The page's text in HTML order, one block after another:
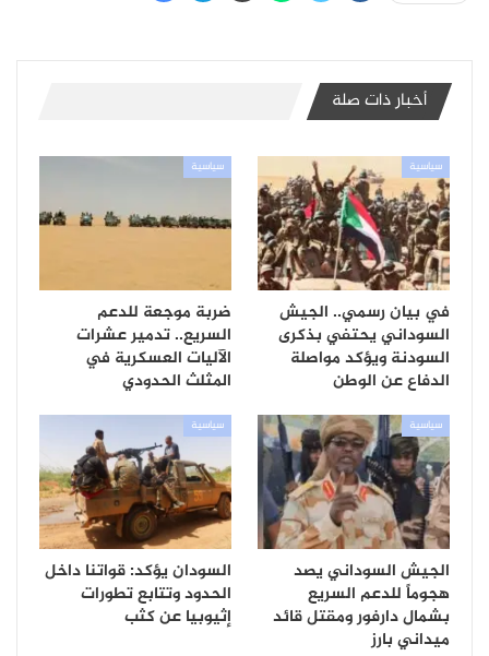
أخبار ذات صلة
سياسية
في بيان رسمي.. الجيش
السوداني يحتفي بذكرى
السودنة ويؤكد مواصلة
الدفاع عن الوطن
سياسية
ضربة موجعة للدعم
السريع.. تدمير عشرات
الآليات العسكرية في
المثلث الحدودي
سياسية
الجيش السوداني يصد
هجوماً للدعم السريع
بشمال دارفور ومقتل قائد
ميداني بارز
سياسية
السودان يؤكد: قواتنا داخل
الحدود وتتابع تطورات
إثيوبيا عن كثب